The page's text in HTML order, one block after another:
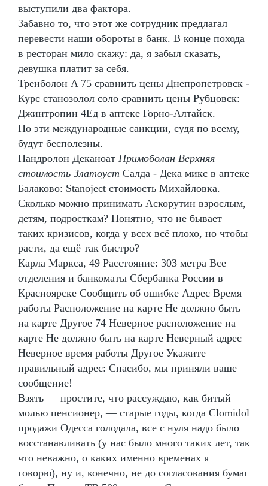
выступили два фактора.
Забавно то, что этот же сотрудник предлагал
перевести наши обороты в банк. В конце похода
в ресторан мило скажу: да, я забыл сказать,
девушка платит за себя.
Тренболон A 75 сравнить цены Днепропетровск -
Курс станозолол соло сравнить цены Рубцовск:
Джинтропин 4Ед в аптеке Горно-Алтайск.
Но эти международные санкции, судя по всему,
будут бесполезны.
Нандролон Деканоат Примоболан Верхняя
стоимость Златоуст Салда - Дека микс в аптеке
Балаково: Stanoject стоимость Михайловка.
Сколько можно принимать Аскорутин взрослым,
детям, подросткам? Понятно, что не бывает
таких кризисов, когда у всех всё плохо, но чтобы
расти, да ещё так быстро?
Карла Маркса, 49 Расстояние: 303 метра Все
отделения и банкоматы Сбербанка России в
Красноярске Сообщить об ошибке Адрес Время
работы Расположение на карте Не должно быть
на карте Другое 74 Неверное расположение на
карте Не должно быть на карте Неверный адрес
Неверное время работы Другое Укажите
правильный адрес: Спасибо, мы приняли ваше
сообщение!
Взять — простите, что рассуждаю, как битый
молью пенсионер, — старые годы, когда Clomidol
продажи Одесса голодала, все с нуля надо было
восстанавливать (у нас было много таких лет, так
что неважно, о каких именно временах я
говорю), ну и, конечно, не до согласования бумаг